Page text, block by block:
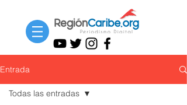
Entrada
Todas las entradas